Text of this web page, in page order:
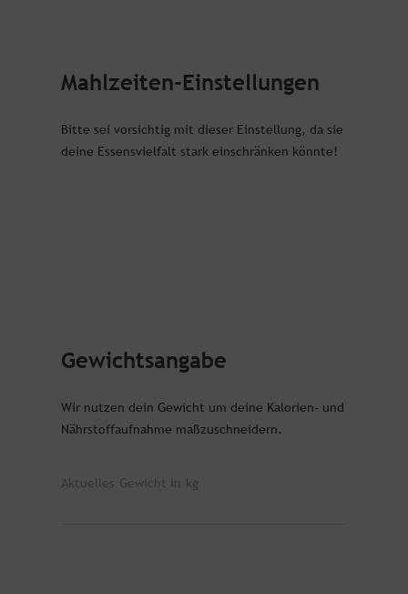
Mahlzeiten-Einstellungen
Bitte sei vorsichtig mit dieser Einstellung, da sie
deine Essensvielfalt stark einschränken könnte!
Gewichtsangabe
Wir nutzen dein Gewicht um deine Kalorien- und
Nährstoffaufnahme maßzuschneidern.
Aktuelles Gewicht in kg